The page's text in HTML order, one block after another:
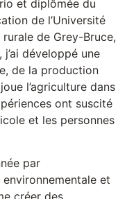
et diplômée du
de l’Université
de Grey-Bruce,
développé une
de la production
l’agriculture dans
ont suscité
et les personnes
par
environnementale et